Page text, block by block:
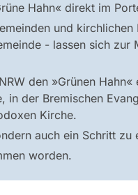
Hahn« direkt im
und
- lassen sich zur
den »Grünen
der Bremischen
Kirche.
auch ein Schritt zu
worden.